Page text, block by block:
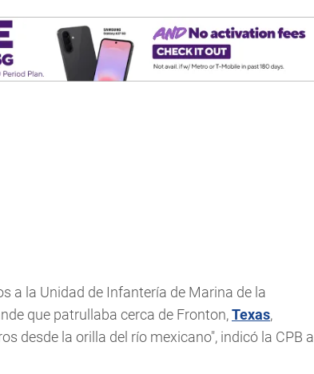
a la Unidad de Infantería de Marina de la
que patrullaba cerca de Fronton,Texas,
desde la orilla del río mexicano", indicó la CPB a